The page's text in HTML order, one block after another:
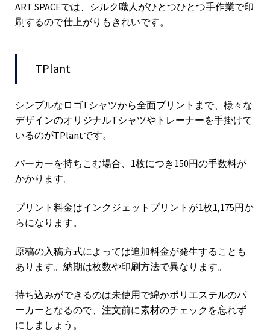
ART SPACEでは、シルク職人がひとつひとつ手作業で印
刷するので仕上がりもきれいです。
TPlant
シンプルなロゴTシャツから全面プリントまで、様々な
デザインのオリジナルTシャツやトレーナーを手掛けて
いるのがTPlantです。
パーカーを持ちこむ場合、1枚につき150円の手数料が
かかります。
プリント料金はインクジェットプリントが1枚1,175円か
らになります。
原稿の入稿方式によっては追加料金が発生することも
あります。納期は枚数や印刷方法で異なります。
持ち込みができるのは未使用で綿かポリエステルのパ
ーカーとなるので、注文前に素材のチェックを忘れず
にしましょう。